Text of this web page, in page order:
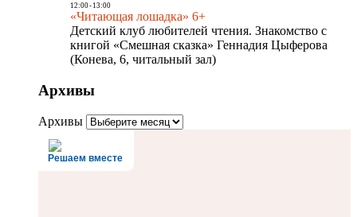
12:00- 13:00
«Читающая лошадка» 6+
Детский клуб любителей чтения. Знакомство с
книгой «Смешная сказка» Геннадия Цыферова
(Конева, 6, читальный зал)
Архивы
Архивы
Решаем вместе